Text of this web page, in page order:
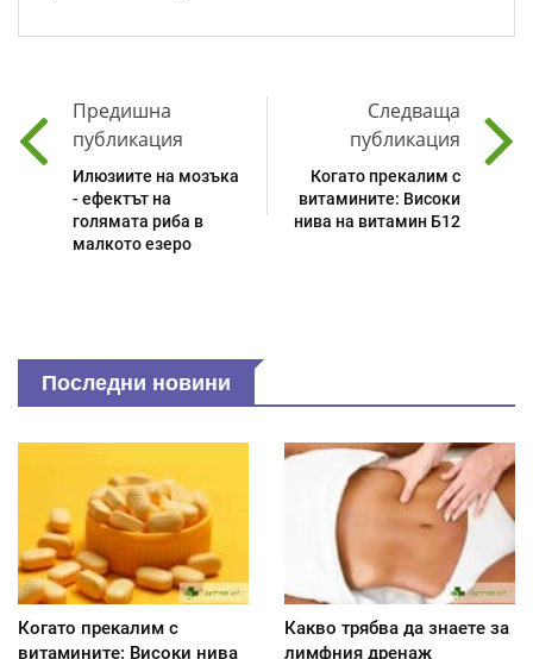
Предишна
публикация
Илюзиите на мозъка
- ефектът на
голямата риба в
малкото езеро
Следваща
публикация
Когато прекалим с
витамините: Високи
нива на витамин Б12
Последни новини
Когато прекалим с
витамините: Високи нива
Какво трябва да знаете за
лимфния дренаж